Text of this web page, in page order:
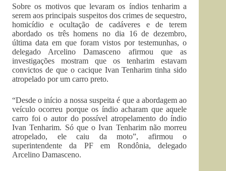
Sobre os motivos que levaram os índios tenharim a
serem aos principais suspeitos dos crimes de sequestro,
homicídio e ocultação de cadáveres e de terem
abordado os três homens no dia 16 de dezembro,
última data em que foram vistos por testemunhas, o
delegado Arcelino Damasceno afirmou que as
investigações mostram que os tenharim estavam
convictos de que o cacique Ivan Tenharim tinha sido
atropelado por um carro preto.
“Desde o início a nossa suspeita é que a abordagem ao
veículo ocorreu porque os índio acharam que aquele
carro foi o autor do possível atropelamento do índio
Ivan Tenharim. Só que o Ivan Tenharim não morreu
atropelado, ele caiu da moto”, afirmou o
superintendente da PF em Rondônia, delegado
Arcelino Damasceno.